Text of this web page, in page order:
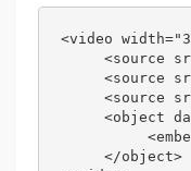
<video
<source
<source
<source
<object
     </object>